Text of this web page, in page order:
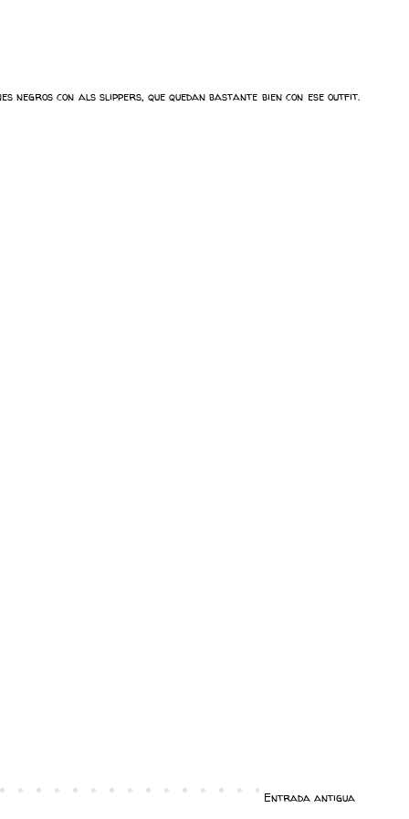
con als slippers, que quedan bastante bien con ese outfit.
Entrada antigua